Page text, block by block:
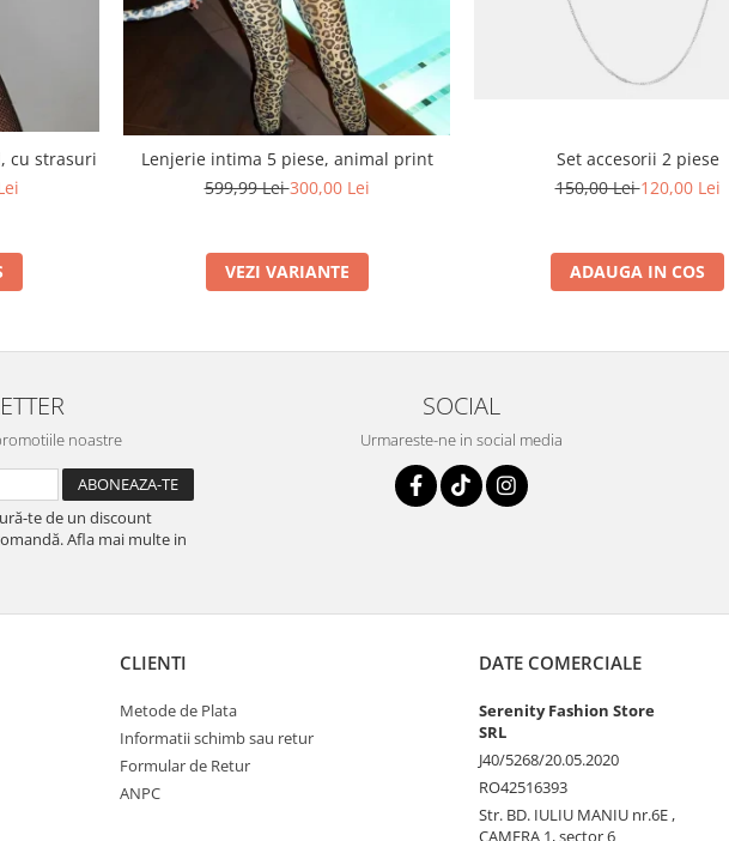
cu strasuri
Lenjerie intima 5 piese, animal print
599,99 Lei300,00 Lei
VEZI VARIANTE
Set accesorii 2 piese
150,00 Lei120,00 Lei
ADAUGA IN COS
noastre
te de un discount
Afla mai multe in
SOCIAL
Urmareste-ne in social media
CLIENTI
Metode de Plata
Informatii schimb sau retur
Formular de Retur
ANPC
DATE COMERCIALE
Serenity Fashion Store
SRL
J40/5268/20.05.2020
RO42516393
Str. BD. IULIU MANIU nr.6E ,
CAMERA 1, sector 6